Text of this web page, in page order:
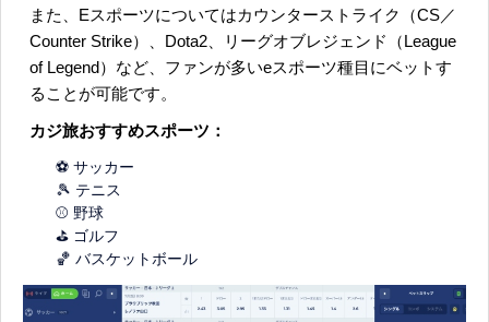
また、Eスポーツについてはカウンターストライク（CS／
Counter Strike）、Dota2、リーグオブレジェンド（League
of Legend）など、ファンが多いeスポーツ種目にベットす
ることが可能です。
カジ旅おすすめスポーツ：
⚽ サッカー
🎾 テニス
⚾ 野球
⛳ ゴルフ
🏀 バスケットボール